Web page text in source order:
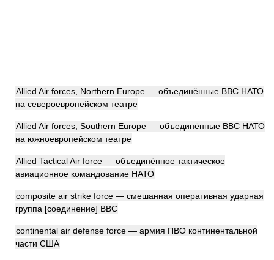
Allied Air forces, Northern Europe — объединённые ВВС НАТО
на североевропейском театре
Allied Air forces, Southern Europe — объединённые ВВС НАТО
на южноевропейском театре
Allied Tactical Air force — объединённое тактическое
авиационное командование НАТО
composite air strike force — смешанная оперативная ударная
группа [соединение] ВВС
continental air defense force — армия ПВО континентальной
части США